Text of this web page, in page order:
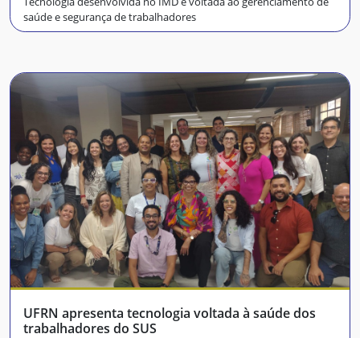
saúde e segurança de trabalhadores
UFRN apresenta tecnologia voltada à saúde dos
trabalhadores do SUS